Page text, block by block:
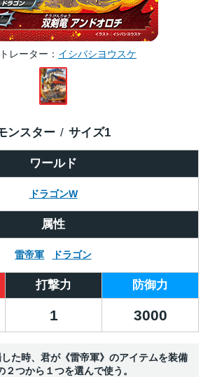
レーター イシバシヨウスケ
ワールド
ドラゴンW
ンスター サイズ1
属性
雷帝軍 ドラゴン
打撃力 防御力
1 3000
た時、君が《雷帝軍》のアイテムを装備
２つから１つを選んで使う。